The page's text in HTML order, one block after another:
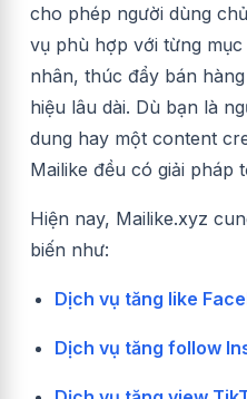
cho phép người dùng
vụ phù hợp với từng
nhân, thúc đẩy bán
hiệu lâu dài. Dù bạn là
dung hay một content
Mailike đều có giải pháp
Hiện nay, Mailike.xyz
biến như:
Dịch vụ tăng like
Dịch vụ tăng follow